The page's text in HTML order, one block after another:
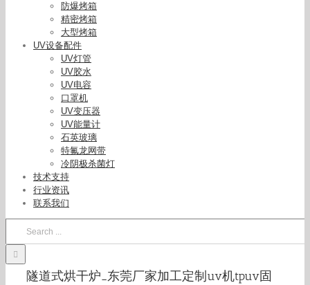
防爆烤箱
精密烤箱
大型烤箱
UV设备配件
UV灯管
UV胶水
UV电容
口罩机
UV变压器
UV能量计
石英玻璃
特氟龙网带
冷阴极杀菌灯
技术支持
行业资讯
联系我们
隧道式烘干炉_东莞厂家加工定制uv机tpuv固